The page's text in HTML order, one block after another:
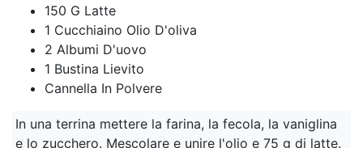
150 G Latte
1 Cucchiaino Olio D'oliva
2 Albumi D'uovo
1 Bustina Lievito
Cannella In Polvere
In una terrina mettere la farina, la fecola, la vaniglina
e lo zucchero. Mescolare e unire l'olio e 75 g di latte.